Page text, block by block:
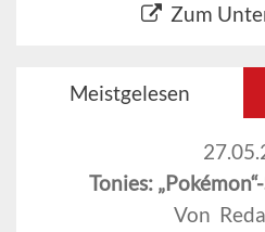
Zum
Meistgelesen
Tonies:
Von